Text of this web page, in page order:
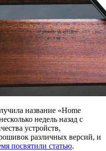
название «Home
недель назад с
устройств,
различных версий, и
посвятили статью.